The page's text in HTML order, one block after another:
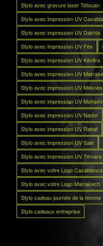
Stylo avec gravure laser Tétouan
Stylo avec impression UV
Stylo avec impression UV Dakhla
Stylo avec impression UV Fès
Stylo avec impression UV Kénitra
Stylo avec impression UV
Stylo avec impression UV Meknès
Stylo avec impression UV
Stylo avec impression UV Nador
Stylo avec impression UV Rabat
Stylo avec impression UV Salé
Stylo avec impression UV Témara
Stylo avec votre Logo Casablanca
Stylo avec votre Logo Marrakech
Stylo cadeau journée de la femme
Stylo cadeaux entreprise